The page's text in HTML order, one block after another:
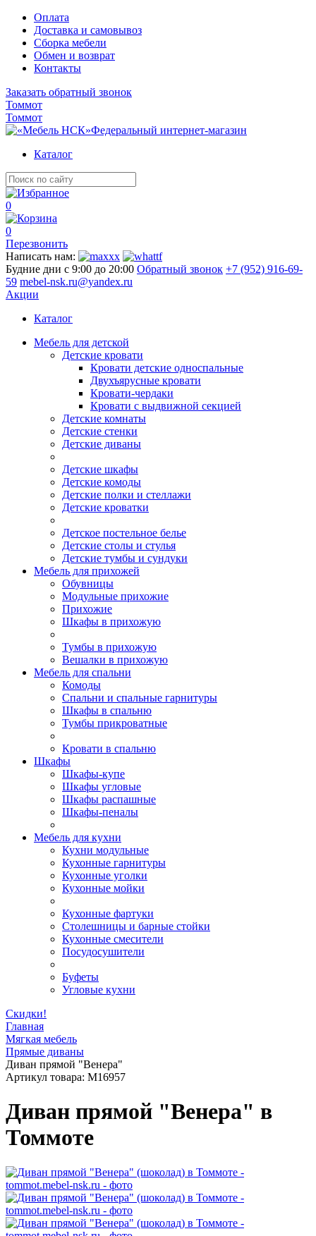
Оплата
Доставка и самовывоз
Сборка мебели
Обмен и возврат
Контакты
Заказать обратный звонок
Томмот
Томмот
Федеральный интернет-магазин
Каталог
0
0
Перезвонить
Написать нам:
Будние дни с 9:00 до 20:00 Обратный звонок +7 (952) 916-69-
59 mebel-nsk.ru@yandex.ru
Акции
Каталог
Мебель для детской
Детские кровати
Кровати детские односпальные
Двухъярусные кровати
Кровати-чердаки
Кровати с выдвижной секцией
Детские комнаты
Детские стенки
Детские диваны
Детские шкафы
Детские комоды
Детские полки и стеллажи
Детские кроватки
Детское постельное белье
Детские столы и стулья
Детские тумбы и сундуки
Мебель для прихожей
Обувницы
Модульные прихожие
Прихожие
Шкафы в прихожую
Тумбы в прихожую
Вешалки в прихожую
Мебель для спальни
Комоды
Спальни и спальные гарнитуры
Шкафы в спальню
Тумбы прикроватные
Кровати в спальню
Шкафы
Шкафы-купе
Шкафы угловые
Шкафы распашные
Шкафы-пеналы
Мебель для кухни
Кухни модульные
Кухонные гарнитуры
Кухонные уголки
Кухонные мойки
Кухонные фартуки
Столешницы и барные стойки
Кухонные смесители
Посудосушители
Буфеты
Угловые кухни
Скидки!
Главная
Мягкая мебель
Прямые диваны
Диван прямой "Венера"
Артикул товара: M16957
Диван прямой "Венера" в
Томмоте